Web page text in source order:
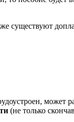
существуют
может
(не только